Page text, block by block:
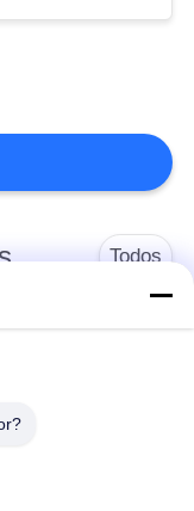
Todos
de vacío de la
de vacío de